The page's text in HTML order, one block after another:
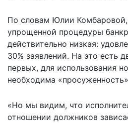
По словам Юлии Комбаровой,
упрощенной процедуры
действительно низкая:
30% заявлений. На это есть
первых, для использования
необходима
«Но мы видим, что
отношении должников